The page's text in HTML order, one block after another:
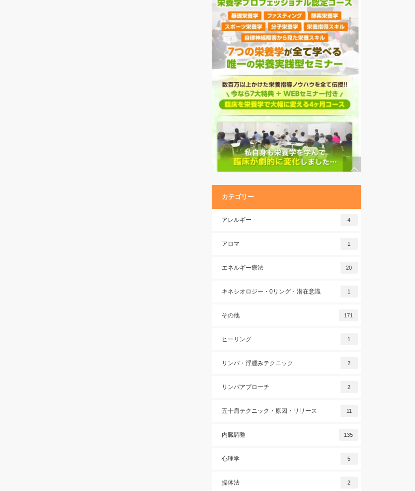
カテゴリー
アレルギー 4
アロマ 1
エネルギー療法 20
キネシオロジー・0リング・潜在意識 1
その他 171
ヒーリング 1
リンパ・浮腫みテクニック 2
リンパアプローチ 2
五十肩テクニック・原因・リリース 11
内臓調整 135
心理学 5
操体法 2